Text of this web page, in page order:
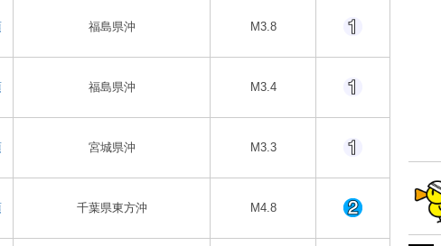
福島県沖 M3.8
福島県沖 M3.4
宮城県沖 M3.3
千葉県東方沖 M4.8